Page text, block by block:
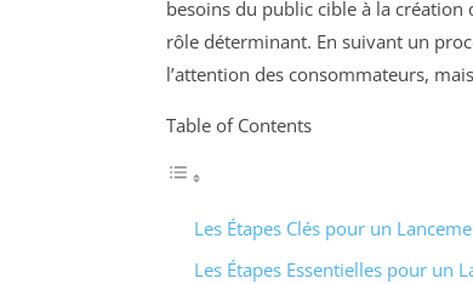
besoins du public cible à la création
rôle déterminant. En suivant un
l’attention des consommateurs,
Table of Contents
Les Étapes Clés pour un
Les Étapes Essentielles pour un